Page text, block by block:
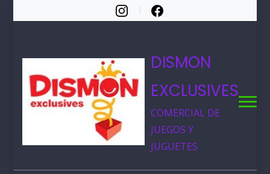
DISMON
EXCLUSIVES
COMERCIAL DE
JUEGOS Y
JUGUETES